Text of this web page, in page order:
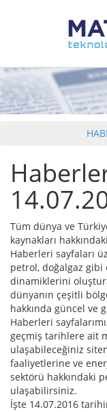
Tüm dünya ve
kaynakları
Haberleri sayfaları
petrol, doğalgaz gibi
dinamiklerini
dünyanın çeşitli
hakkında güncel ve
Haberleri
geçmiş tarihlere ait
ulaşabileceğiniz
faaliyetlerine ve
sektörü hakkındaki
ulaşabilirsiniz.
İşte 14.07.2016